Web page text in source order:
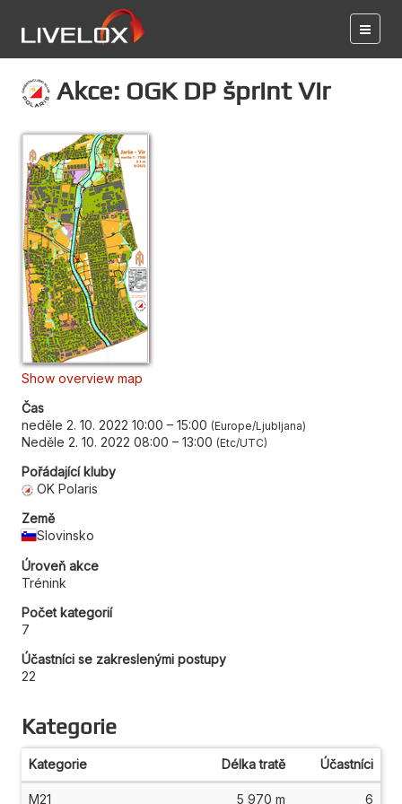
Akce: OGK DP šprint Vir
Show overview map
Čas
neděle 2. 10. 2022 10:00 – 15:00 Europe/Ljubljana
Neděle 2. 10. 2022 08:00 – 13:00 Etc/UTC
Pořádající kluby
OK Polaris
Země
Slovinsko
Úroveň akce
Trénink
Počet kategorií
7
Účastníci se zakreslenými postupy
22
Kategorie
Kategorie Délka tratě Účastníci
M21 5 970 m 6